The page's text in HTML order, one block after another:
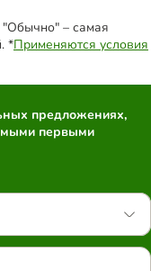
– самая
*Применяются условия
предложениях,
первыми